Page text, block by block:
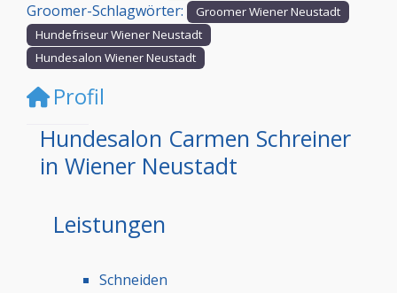
Groomer-Schlagwörter:
Groomer Wiener Neustadt
Hundefriseur Wiener Neustadt
Hundesalon Wiener Neustadt
Profil
Hundesalon Carmen Schreiner
in Wiener Neustadt
Leistungen
Schneiden